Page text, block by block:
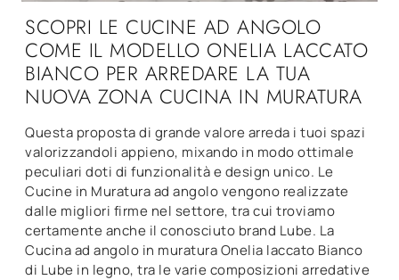
SCOPRI LE CUCINE AD ANGOLO
COME IL MODELLO ONELIA LACCATO
BIANCO PER ARREDARE LA TUA
NUOVA ZONA CUCINA IN MURATURA
Questa proposta di grande valore arreda i tuoi spazi
valorizzandoli appieno, mixando in modo ottimale
peculiari doti di funzionalità e design unico. Le
Cucine in Muratura ad angolo vengono realizzate
dalle migliori firme nel settore, tra cui troviamo
certamente anche il conosciuto brand Lube. La
Cucina ad angolo in muratura Onelia laccato Bianco
di Lube in legno, tra le varie composizioni arredative